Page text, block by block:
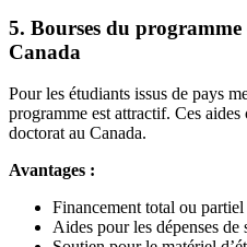
5. Bourses du
Canada
Pour les étudiants issus de pays
programme est attractif. Ces
doctorat au Canada.
Avantages :
Financement total ou
Aides pour les dépenses de